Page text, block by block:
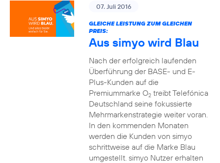
07. Juli 2016
GLEICHE LEISTUNG ZUM GLEICHEN
PREIS:
Aus simyo wird Blau
Nach der erfolgreich laufenden
Überführung der BASE- und E-
Plus-Kunden auf die
Premiummarke O2treibt Telefónica
Deutschland seine fokussierte
Mehrmarkenstrategie weiter voran.
In den kommenden Monaten
werden die Kunden von simyo
schrittweise auf die Marke Blau
umgestellt. simyo Nutzer erhalten